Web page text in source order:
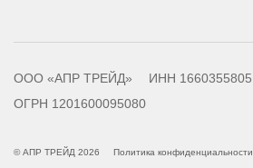
ООО «АПР ТРЕЙД»
ИНН 1660355805
ОГРН 1201600095080
© АПР ТРЕЙД 2026 Политика конфиденциальности